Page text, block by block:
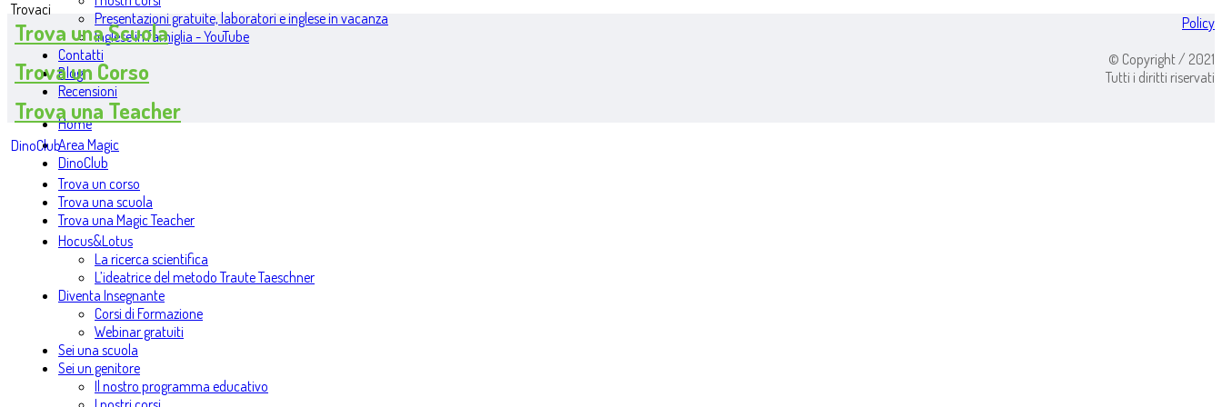
Presentazioni gratuite, laboratori e inglese in vacanza
Inglese in famiglia - YouTube
Contatti
Blog
Recensioni
Home
Area Magic
DinoClub
Trova un corso
Trova una scuola
Trova una Magic Teacher
Hocus&Lotus
La ricerca scientifica
L’ideatrice del metodo Traute Taeschner
Diventa Insegnante
Corsi di Formazione
Webinar gratuiti
Sei una scuola
Sei un genitore
Il nostro programma educativo
Trovaci
Trova una Scuola
Trova un Corso
Trova una Teacher
DinoClub
Policy
© Copyright / 2021
Tutti i diritti riservati